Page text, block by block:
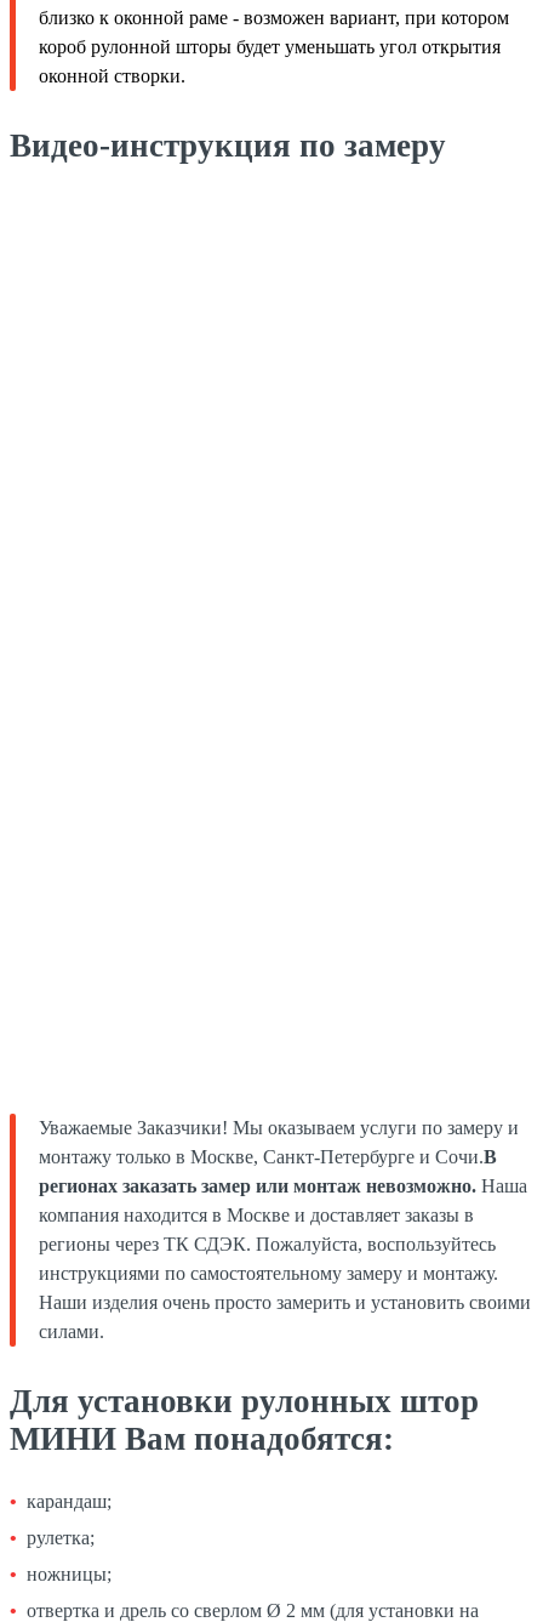
близко к оконной раме - возможен вариант, при котором
короб рулонной шторы будет уменьшать угол открытия
оконной створки.
Видео-инструкция по замеру
Уважаемые Заказчики! Мы оказываем услуги по замеру и
монтажу только в Москве, Санкт-Петербурге и Сочи.В
регионах заказать замер или монтаж невозможно. Наша
компания находится в Москве и доставляет заказы в
регионы через ТК СДЭК. Пожалуйста, воспользуйтесь
инструкциями по самостоятельному замеру и монтажу.
Наши изделия очень просто замерить и установить своими
силами.
Для установки рулонных штор
МИНИ Вам понадобятся:
карандаш;
рулетка;
ножницы;
отвертка и дрель со сверлом Ø 2 мм (для установки на